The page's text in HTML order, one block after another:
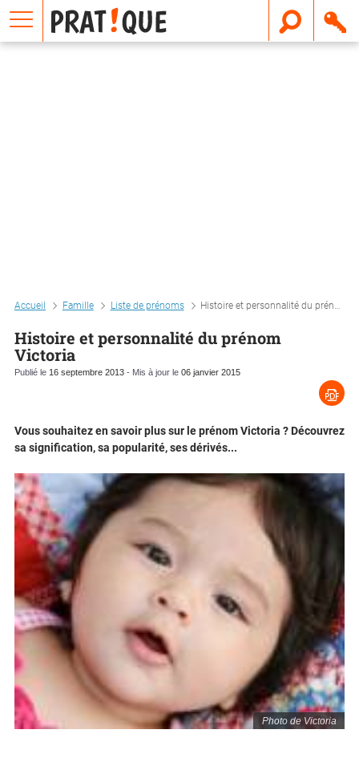
Accueil Famille Liste de prénoms Histoire et personnalité du prénom victoria
Histoire et personnalité du prénom
Victoria
Publié le 16 septembre 2013 - Mis à jour le 06 janvier 2015
Photo de Victoria
Vous souhaitez en savoir plus sur le prénom Victoria ? Découvrez
sa signification, sa popularité, ses dérivés...
E
m
a